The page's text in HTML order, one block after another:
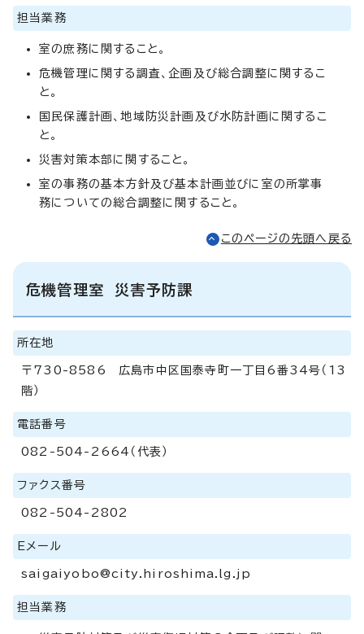
担当業務
室の庶務に関すること。
危機管理に関する調査、企画及び総合調整に関するこ
と。
国民保護計画、地域防災計画及び水防計画に関するこ
と。
災害対策本部に関すること。
室の事務の基本方針及び基本計画並びに室の所掌事
務についての総合調整に関すること。
このページの先頭へ戻る
危機管理室 災害予防課
所在地
〒730-8586 広島市中区国泰寺町一丁目6番34号（13
階）
電話番号
082-504-2664（代表）
ファクス番号
082-504-2802
Eメール
saigaiyobo@city.hiroshima.lg.jp
担当業務